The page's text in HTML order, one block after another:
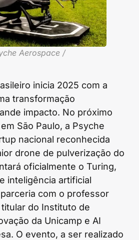
Aerospace /
inicia 2025 com a
transformação
impacto. No próximo
São Paulo, a Psyche
nacional reconhecida
drone de pulverização do
oficialmente o Turing,
inteligência artificial
com o professor
do Instituto de
da Unicamp e AI
O evento, a ser realizado